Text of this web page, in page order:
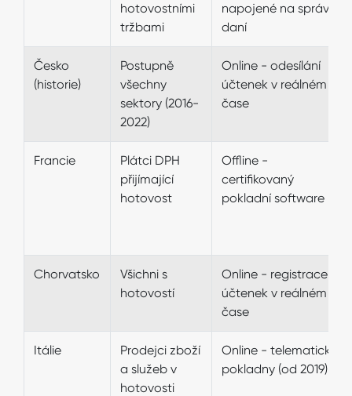
hotovostními
tržbami
napojené na správu
daní
Česko
(historie)
Postupně
všechny
sektory (2016-
2022)
Online - odesílání
účtenek v reálném
čase
Francie
Plátci DPH
přijímající
hotovost
Offline -
certifikovaný
pokladní software
Chorvatsko
Všichni s
hotovostí
Online - registrace
účtenek v reálném
čase
Itálie
Prodejci zboží
a služeb v
hotovosti
Online - telematické
pokladny (od 2019)